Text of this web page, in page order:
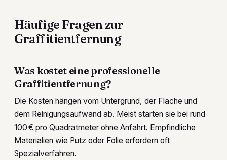
Häufige Fragen zur
Graffitientfernung
Was kostet eine professionelle
Graffitientfernung?
Die Kosten hängen vom Untergrund, der Fläche und
dem Reinigungsaufwand ab. Meist starten sie bei rund
100 € pro Quadratmeter ohne Anfahrt. Empfindliche
Materialien wie Putz oder Folie erfordern oft
Spezialverfahren.